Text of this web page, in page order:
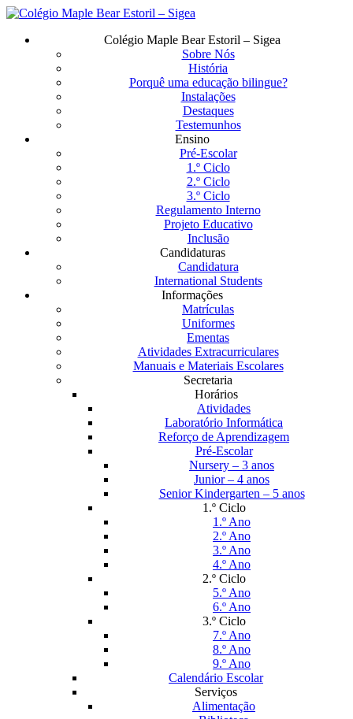
Saltar
Menu
Colégio Maple Bear Estoril – Sigea
Sobre Nós
História
Porquê uma educação bilingue?
Instalações
Destaques
Testemunhos
Ensino
Pré-Escolar
1.º Ciclo
2.º Ciclo
3.º Ciclo
Regulamento Interno
Projeto Educativo
Inclusão
Candidaturas
Candidatura
International Students
Informações
Matrículas
Uniformes
Ementas
Atividades Extracurriculares
Manuais e Materiais Escolares
Secretaria
Horários
Atividades
Laboratório Informática
Reforço de Aprendizagem
Pré-Escolar
Nursery – 3 anos
Junior – 4 anos
Senior Kindergarten – 5 anos
1.º Ciclo
1.º Ano
2.º Ano
3.º Ano
4.º Ano
2.º Ciclo
5.º Ano
6.º Ano
3.º Ciclo
7.º Ano
8.º Ano
9.º Ano
Calendário Escolar
Serviços
Alimentação